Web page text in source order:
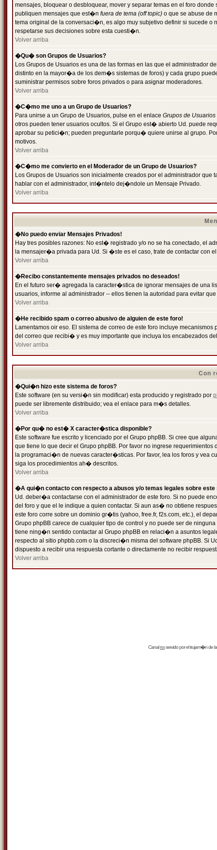
mensajes, bloquear o desbloquear, mover y separar temas en el foro
publiquen mensajes que est�n fuera de tema (off topic) o que se abuse de
tema original de la conversaci�n, es algo muy subjetivo definir si sucede
respetarse sus decisiones sobre esta cuesti�n.
Volver arriba
�Qu� son Grupos de Usuarios?
Los Grupos de Usuarios es una de las formas en las que el administrador
distinto en la mayor�a de los dem�s sistemas de foros) y cada grupo
suministrar permisos sobre foros privados o para asignar moderadores.
Volver arriba
�C�mo me uno a un Grupo de Usuarios?
Para unirse a un Grupo de Usuarios, pulse en el enlace Grupos de Usuarios
otros pueden tener usuarios ocultos. Si el Grupo est� abierto Ud. puede
aprobar su petici�n; pueden preguntarle porqu� quiere unirse al grupo.
motivos.
Volver arriba
�C�mo me convierto en el Moderador de un Grupo de Usuarios?
Los Grupos de Usuarios son inicialmente creados por el administrador
hablar con el administrador, int�ntelo dej�ndole un Mensaje Privado.
Volver arriba
�No puedo enviar Mensajes Privados!
Hay tres posibles razones: No est� registrado y/o no se ha conectado, el
la mensajer�a privada para Ud. Si �ste es el caso, trate de contactar con
Volver arriba
�Recibo constantemente mensajes privados no deseados!
En el futuro ser� agregada la caracter�stica de ignorar mensajes de una
usuarios, informe al administrador -- ellos tienen la autoridad para evitar
Volver arriba
�He recibido spam o correo abusivo de alguien de este foro!
Lamentamos oir eso. El sistema de correo de este foro incluye
del correo que recibi� y es muy importante que incluya los encabezados
Volver arriba
Con
�Qui�n hizo este sistema de foros?
Este software (en su versi�n sin modificar) esta producido y registrado por
puede ser libremente distribuido; vea el enlace para m�s detalles.
Volver arriba
�Por qu� no est� X caracter�stica disponible?
Este software fue escrito y licenciado por el Grupo phpBB. Si cree que
que tiene lo que decir el Grupo phpBB. Por favor no ingrese
la programaci�n de nuevas caracter�sticas. Por favor, lea los foros y vea
siga los procedimientos ah� descritos.
Volver arriba
�A qui�n contacto con respecto a abusos y/o temas legales sobre este
Ud. deber�a contactarse con el administrador de este foro. Si no puede
del foro y que el le indique a quien contactar. Si aun as� no obtiene
este foro corre sobre un dominio gr�tis (yahoo, free.fr, f2s.com, etc.), el
Grupo phpBB carece de cualquier tipo de control y no puede ser de
tiene ning�n sentido contactar al Grupo phpBB en relaci�n a asuntos
respecto al sitio phpbb.com o la discreci�n misma del software phpBB. Si
dispuesto a recibir una respuesta cortante o directamente no recibir
Volver arriba
Canalrssservido por eltrujam�nde